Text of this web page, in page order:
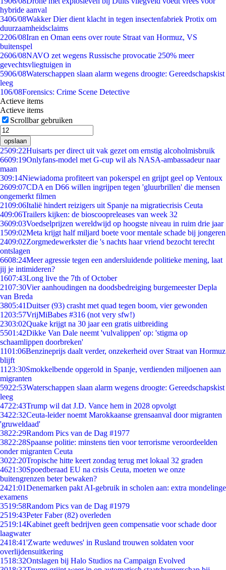
hybride aanval
3406/08Wakker Dier dient klacht in tegen insectenfabriek Protix om
duurzaamheidsclaims
2206/08Iran en Oman eens over route Straat van Hormuz, VS
buitenspel
2606/08NAVO zet wegens Russische provocatie 250% meer
gevechtsvliegtuigen in
5906/08Waterschappen slaan alarm wegens droogte: Gereedschapskist
leeg
106/08Forensics: Crime Scene Detective
Actieve items
Actieve items
Scrollbar gebruiken
opslaan
2509:22Huisarts per direct uit vak gezet om ernstig alcoholmisbruik
6609:19Onlyfans-model met G-cup wil als NASA-ambassadeur naar
maan
309:14Niewiadoma profiteert van pokerspel en grijpt geel op Ventoux
2609:07CDA en D66 willen ingrijpen tegen 'gluurbrillen' die mensen
ongemerkt filmen
2109:06Italië hindert reizigers uit Spanje na migratiecrisis Ceuta
409:06Trailers kijken: de bioscoopreleases van week 32
3609:03Voedselprijzen wereldwijd op hoogste niveau in ruim drie jaar
1509:02Meta krijgt half miljard boete voor mentale schade bij jongeren
2409:02Zorgmedewerkster die 's nachts haar vriend bezocht terecht
ontslagen
6608:24Meer agressie tegen een andersluidende politieke mening, laat
jij je intimideren?
1607:43Long live the 7th of October
2107:30Vier aanhoudingen na doodsbedreiging burgemeester Depla
van Breda
3805:41Duitser (93) crasht met quad tegen boom, vier gewonden
1203:57VrijMiBabes #316 (not very sfw!)
2303:02Quake krijgt na 30 jaar een gratis uitbreiding
5501:42Dikke Van Dale neemt 'vulvalippen' op: 'stigma op
schaamlippen doorbreken'
1101:06Benzineprijs daalt verder, onzekerheid over Straat van Hormuz
blijft
11 23:30Smokkelbende opgerold in Spanje, verdienden miljoenen aan
migranten
5922:53Waterschappen slaan alarm wegens droogte: Gereedschapskist
leeg
4722:43Trump wil dat J.D. Vance hem in 2028 opvolgt
3422:32Ceuta-leider noemt Marokkaanse grensaanval door migranten
'gruweldaad'
3822:29Random Pics van de Dag #1977
3822:28Spaanse politie: minstens tien voor terrorisme veroordeelden
onder migranten Ceuta
3022:20Tropische hitte keert zondag terug met lokaal 32 graden
4621:30Spoedberaad EU na crisis Ceuta, moeten we onze
buitengrenzen beter bewaken?
2421:01Denemarken pakt AI-gebruik in scholen aan: extra mondelinge
examens
3519:58Random Pics van de Dag #1979
2519:43Peter Faber (82) overleden
2519:14Kabinet geeft bedrijven geen compensatie voor schade door
laagwater
2418:41'Zwarte weduwes' in Rusland trouwen soldaten voor
overlijdensuitkering
1518:32Ontslagen bij Halo Studios na Campaign Evolved